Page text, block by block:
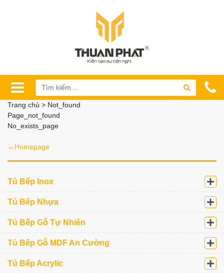
Trang chủ > Not_found
Page_not_found
No_exists_page
←Homepage
Tủ Bếp Inox
Tủ Bếp Nhựa
Tủ Bếp Gỗ Tự Nhiên
Tủ Bếp Gỗ MDF An Cường
Tủ Bếp Acrylic